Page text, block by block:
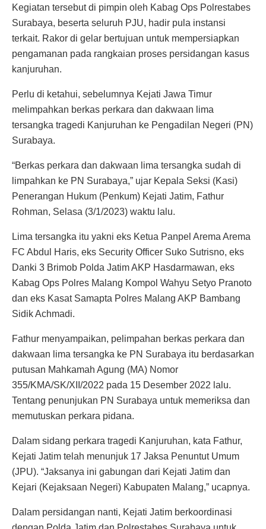
Kegiatan tersebut di pimpin oleh Kabag Ops Polrestabes
Surabaya, beserta seluruh PJU, hadir pula instansi
terkait. Rakor di gelar bertujuan untuk mempersiapkan
pengamanan pada rangkaian proses persidangan kasus
kanjuruhan.
Perlu di ketahui, sebelumnya Kejati Jawa Timur
melimpahkan berkas perkara dan dakwaan lima
tersangka tragedi Kanjuruhan ke Pengadilan Negeri (PN)
Surabaya.
“Berkas perkara dan dakwaan lima tersangka sudah di
limpahkan ke PN Surabaya,” ujar Kepala Seksi (Kasi)
Penerangan Hukum (Penkum) Kejati Jatim, Fathur
Rohman, Selasa (3/1/2023) waktu lalu.
Lima tersangka itu yakni eks Ketua Panpel Arema Arema
FC Abdul Haris, eks Security Officer Suko Sutrisno, eks
Danki 3 Brimob Polda Jatim AKP Hasdarmawan, eks
Kabag Ops Polres Malang Kompol Wahyu Setyo Pranoto
dan eks Kasat Samapta Polres Malang AKP Bambang
Sidik Achmadi.
Fathur menyampaikan, pelimpahan berkas perkara dan
dakwaan lima tersangka ke PN Surabaya itu berdasarkan
putusan Mahkamah Agung (MA) Nomor
355/KMA/SK/XII/2022 pada 15 Desember 2022 lalu.
Tentang penunjukan PN Surabaya untuk memeriksa dan
memutuskan perkara pidana.
Dalam sidang perkara tragedi Kanjuruhan, kata Fathur,
Kejati Jatim telah menunjuk 17 Jaksa Penuntut Umum
(JPU). “Jaksanya ini gabungan dari Kejati Jatim dan
Kejari (Kejaksaan Negeri) Kabupaten Malang,” ucapnya.
Dalam persidangan nanti, Kejati Jatim berkoordinasi